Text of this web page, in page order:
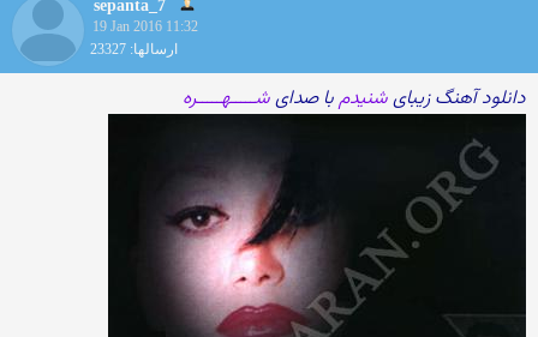
sepanta_7
19 Jan 2016 11:32
ارسالها: 23327
دانلود آهنگ زیبایشنیدمبا صدایشـــــهـــــره